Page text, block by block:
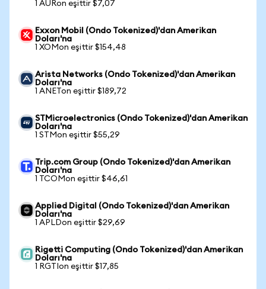
1 AURon eşittir $7,07
Exxon Mobil (Ondo Tokenized)'dan Amerikan
Doları'na
1 XOMon eşittir $154,48
Arista Networks (Ondo Tokenized)'dan Amerikan
Doları'na
1 ANETon eşittir $189,72
STMicroelectronics (Ondo Tokenized)'dan Amerikan
Doları'na
1 STMon eşittir $55,29
Trip.com Group (Ondo Tokenized)'dan Amerikan
Doları'na
1 TCOMon eşittir $46,61
Applied Digital (Ondo Tokenized)'dan Amerikan
Doları'na
1 APLDon eşittir $29,69
Rigetti Computing (Ondo Tokenized)'dan Amerikan
Doları'na
1 RGTIon eşittir $17,85